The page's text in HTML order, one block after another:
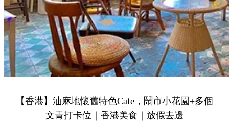
【香港】油麻地懷舊特色Cafe，鬧市小花園+多個
文青打卡位｜香港美食｜放假去邊